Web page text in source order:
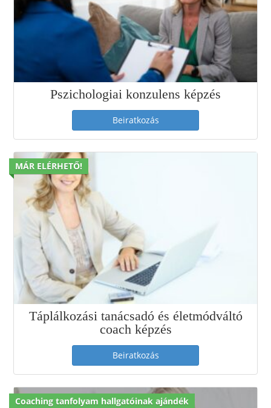
Pszichologiai konzulens képzés
Beiratkozás
MÁR ELÉRHETŐ!
Táplálkozási tanácsadó és életmódváltó
coach képzés
Beiratkozás
Coaching tanfolyam hallgatóinak ajándék